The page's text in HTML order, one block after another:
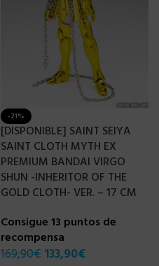
-21%
[DISPONIBLE] SAINT SEIYA
SAINT CLOTH MYTH EX
PREMIUM BANDAI VIRGO
SHUN -INHERITOR OF THE
GOLD CLOTH- VER. – 17 CM
Consigue 13 puntos de
recompensa
169,90€ 133,90€